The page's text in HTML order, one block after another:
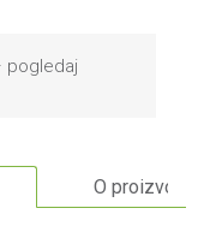
pogledaj
O proizvodu